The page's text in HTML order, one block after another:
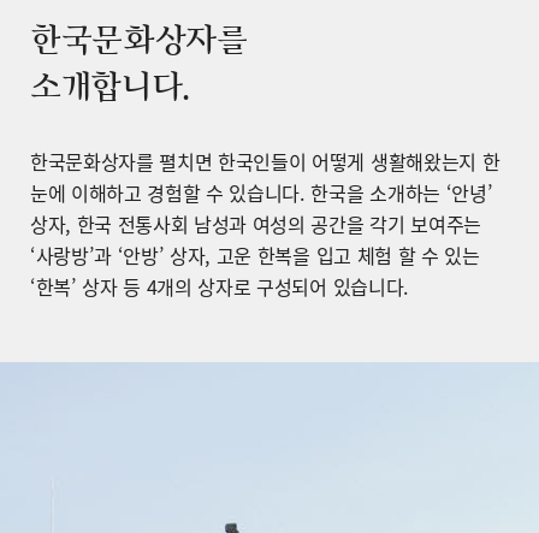
한국문화상자를
소개합니다.
한국문화상자를 펼치면 한국인들이 어떻게 생활해왔는지 한
눈에 이해하고 경험할 수 있습니다. 한국을 소개하는 ‘안녕’
상자, 한국 전통사회 남성과 여성의 공간을 각기 보여주는
‘사랑방’과 ‘안방’ 상자, 고운 한복을 입고 체험 할 수 있는
‘한복’ 상자 등 4개의 상자로 구성되어 있습니다.